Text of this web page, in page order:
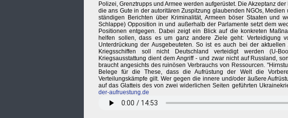
Polizei, Grenztrupps und Armee werden aufgerüstet. Die Akzeptanz
die ans Gute in der autoritären Zuspitzung glaubenden NGOs,
ständigen Berichten über Kriminalität, Armeen böser Staaten und
Schlappe) Opposition in und außerhalb der Parlamente setzt dem
Positionen entgegen. Dabei zeigt ein Blick auf die konkreten
helfen sollen, dass es um ganz andere Ziele geht: Verteidigung
Unterdrückung der Ausgebeuteten. So ist es auch bei der aktuellen
Kriegsschiffen soll nicht Deutschland verteidigt werden (U-
Kriegsausstattung dient dem Angriff - und zwar nicht auf Russland,
braucht angesichts des ruinösen Verbrauchs von Ressourcen.
Belege für die These, dass die Aufrüstung der Welt die
Verteilungskämpfe gilt. Wer gegen die innere und/oder äußere
auf das Glatteis des von zwei widerlichen Seiten geführten
der-aufruestung.de